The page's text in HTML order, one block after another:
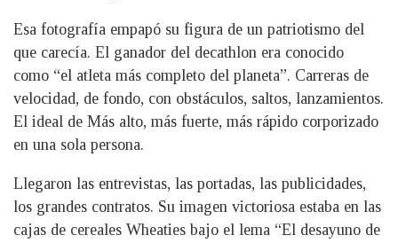
Esa fotografía empapó su figura de un patriotismo del
que carecía. El ganador del decathlon era conocido
como “el atleta más completo del planeta”. Carreras de
velocidad, de fondo, con obstáculos, saltos, lanzamientos.
El ideal de Más alto, más fuerte, más rápido corporizado
en una sola persona.
Llegaron las entrevistas, las portadas, las publicidades,
los grandes contratos. Su imagen victoriosa estaba en las
cajas de cereales Wheaties bajo el lema “El desayuno de